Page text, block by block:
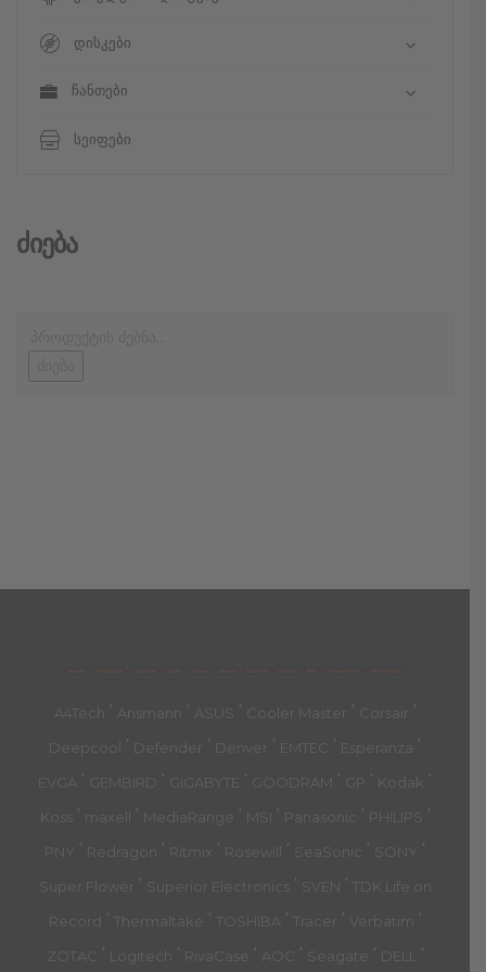
დისკები
ჩანთები
სეიფები
Ძიება
მთავარი კალათა
A4Tech ' Ansmann ' ASUS ' Cooler Master ' Corsair '
Deepcool ' Defender ' Denver ' EMTEC ' Esperanza '
EVGA ' GEMBIRD ' GIGABYTE ' GOODRAM ' GP ' Kodak '
Koss ' maxell ' MediaRange ' MSI ' Panasonic ' PHILIPS '
PNY ' Redragon ' Ritmix ' Rosewill ' SeaSonic ' SONY '
Super Flower ' Superior Electronics ' SVEN ' TDK Life on
Record ' Thermaltake ' TOSHIBA ' Tracer ' Verbatim '
ZOTAC ' Logitech ' RivaCase ' AOC ' Seagate ' DELL '